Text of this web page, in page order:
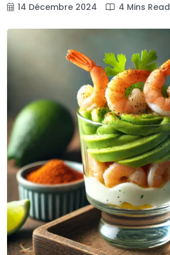
14 Décembre 2024 4 Mins Read